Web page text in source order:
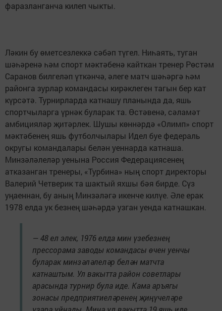
фаразланганча килеп чыкты.
Ләкин бу өметсезлеккә сәбәп түгел. Ниһаять, туган
шәһәренә һәм спорт мәктәбенә кайткан тренер Рөстәм
Саранов билгеләп үткәнчә, әлеге матч шәһәргә һәм
районга зурлар командасы кирәклеген тагын бер кат
күрсәтә. Турнирларда катнашу планында да, яшь
спортчыларга үрнәк буларак та. Өстәвенә, сәламәт
амбицияләр җитәрлек. Шушы көннәрдә «Олимп» спорт
мәктәбенең яшь футболчылары Идел буе федераль
округы командалары белән уеннарда катнаша.
Минзәләлеләр уенына Россия Федерациясенең
атказанган тренеры, «Турбина» ның спорт директоры
Валерий Четверик та шактый яхшы бәя бирде. Сүз
уңаеннан, бу аның Минзәләгә икенче килүе. Әле ерак
1978 елда ук безнең шәһәрдә узган уенда катнашкан.
— 48 ел элек, 1976 елда мин үзебезнең
прессорама заводы командасы өчен уенчы
буларак минзәләлеләр белән матчта
катнаштым. Ул вакытта район советлары
арасында турнир була иде. Кама аръягы
зонасы предприятиеләренең җиңүчеләре